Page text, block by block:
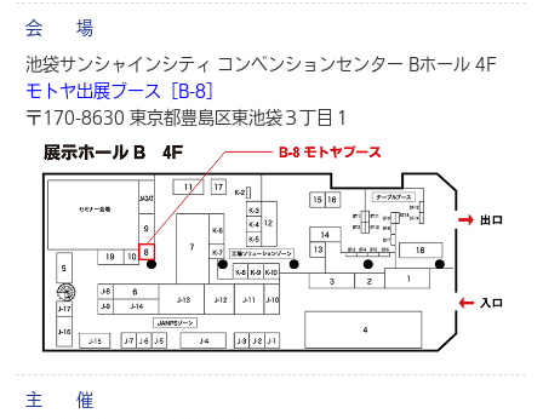
会 場
池袋サンシャインシティ コンベンションセンター Bホール 4F
モトヤ出展ブース［B-8］
〒170-8630 東京都豊島区東池袋３丁目１
主 催